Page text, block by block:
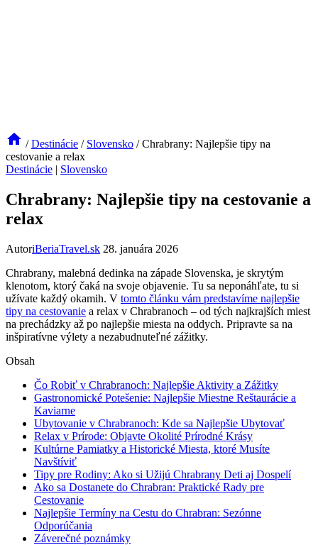
/ Destinácie / Slovensko / Chrabrany: Najlepšie tipy na
cestovanie a relax
Destinácie | Slovensko
Chrabrany: Najlepšie tipy na cestovanie a
relax
AutoriBeriaTravel.sk 28. januára 2026
Chrabrany, malebná dedinka na západe Slovenska, je skrytým
klenotom, ktorý čaká na svoje objavenie. Tu sa neponáhľate, tu si
užívate každý okamih. V tomto článku vám predstavíme najlepšie
tipy na cestovanie a relax v Chrabranoch – od tých najkrajších miest
na prechádzky až po najlepšie miesta na oddych. Pripravte sa na
inšpiratívne výlety a nezabudnuteľné zážitky.
Obsah
Čo Robiť v Chrabranoch: Najlepšie Aktivity a Zážitky
Gastronomické Potešenie: Najlepšie Miestne Reštaurácie a
Kaviarne
Ubytovanie v Chrabranoch: Kde sa Najlepšie Ubytovať
Relax v Prírode: Objavte Okolité Prírodné Krásy
Kultúrne Pamiatky a Historické Miesta, ktoré Musíte
Navštíviť
Tipy pre Rodiny: Ako si Užijú Chrabrany Deti aj Dospelí
Ako sa Dostanete do Chrabran: Praktické Rady pre
Cestovanie
Najlepšie Termíny na Cestu do Chrabran: Sezónne
Odporúčania
Záverečné poznámky